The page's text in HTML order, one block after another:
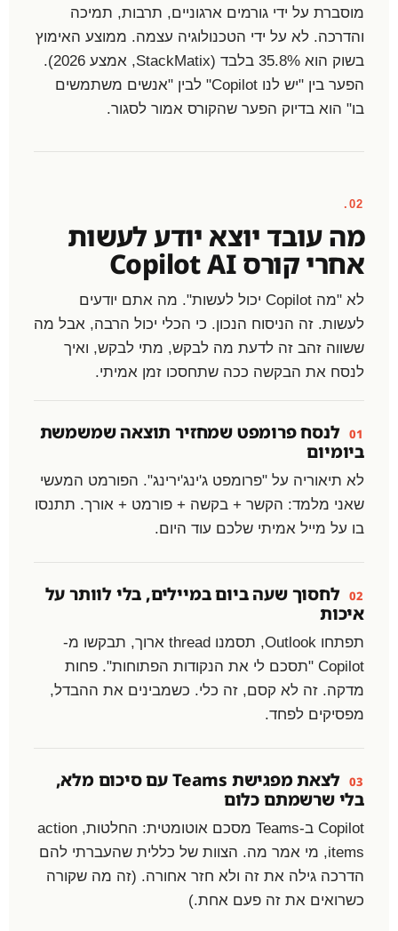
מוסברת על ידי גורמים ארגוניים, תרבות, תמיכה
והדרכה. לא על ידי הטכנולוגיה עצמה. ממוצע האימוץ
בשוק הוא 35.8% בלבד (StackMatix, אמצע 2026).
הפער בין "יש לנו Copilot" לבין "אנשים משתמשים
בו" הוא בדיוק הפער שהקורס אמור לסגור.
02.
מה עובד יוצא יודע לעשות
אחרי קורס Copilot AI
לא "מה Copilot יכול לעשות". מה אתם יודעים
לעשות. זה הניסוח הנכון. כי הכלי יכול הרבה, אבל מה
ששווה זהב זה לדעת מה לבקש, מתי לבקש, ואיך
לנסח את הבקשה ככה שתחסכו זמן אמיתי.
01 לנסח פרומפט שמחזיר תוצאה שמשמשת
ביומיום
לא תיאוריה על "פרומפט ג'ינג'ירינג". הפורמט המעשי
שאני מלמד: הקשר + בקשה + פורמט + אורך. תתנסו
בו על מייל אמיתי שלכם עוד היום.
02 לחסוך שעה ביום במיילים, בלי לוותר על
איכות
תפתחו Outlook, תסמנו thread ארוך, תבקשו מ-
Copilot "תסכם לי את הנקודות הפתוחות". פחות
מדקה. זה לא קסם, זה כלי. כשמבינים את ההבדל,
מפסיקים לפחד.
03
לצאת מפגישת Teams עם סיכום מלא,
בלי שרשמתם כלום
Copilot ב-Teams מסכם אוטומטית: החלטות, action
items, מי אמר מה. הצוות של כללית שהעברתי להם
הדרכה גילה את זה ולא חזר אחורה. (זה מה שקורה
כשרואים את זה פעם אחת.)